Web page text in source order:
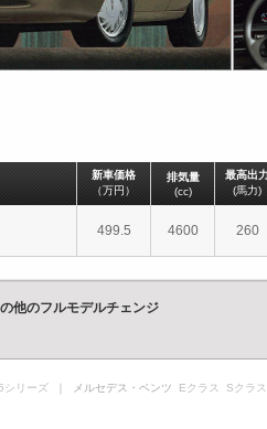
新車価格
（万円）
排気量
(cc)
最高出
(馬力)
499.5 4600 260
他のフルモデルチェンジ
シリーズ ｜ メルセデス・ベンツ Eクラス Sクラス